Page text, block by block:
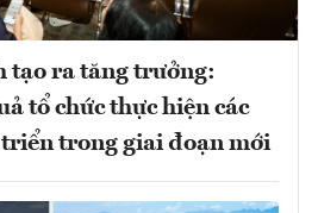
tạo ra tăng trưởng:
tổ chức thực hiện các
trong giai đoạn mới